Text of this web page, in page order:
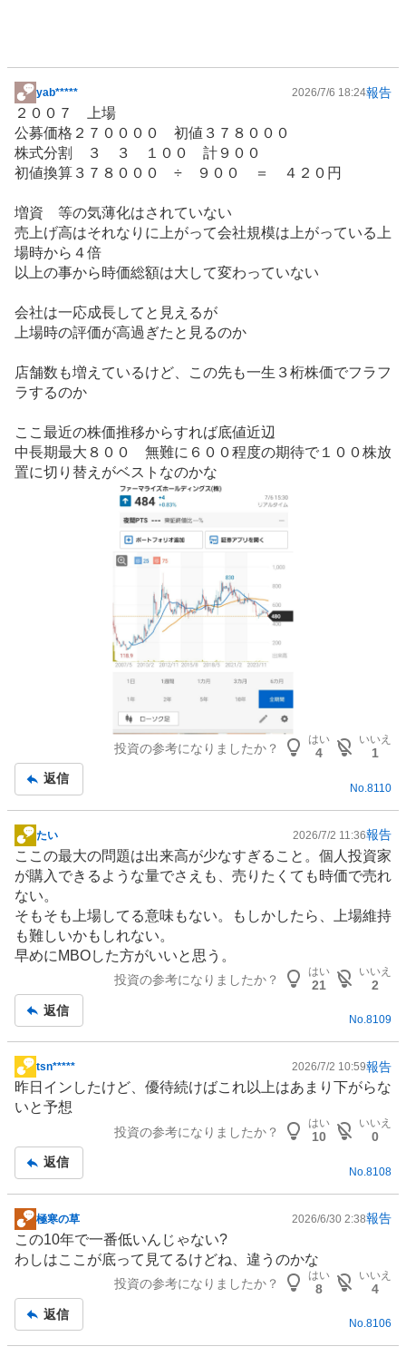
掲
示
板
記
事
yab***** 2026/7/6 18:24報告
２００７ 上場
公募価格２７００００ 初値３７８０００
株式分割 ３ ３ １００ 計９００
初値換算３７８０００ ÷ ９００ ＝ ４２０円
増資 等の気薄化はされていない
売上げ高はそれなりに上がって会社規模は上がっている上
場時から４倍
以上の事から時価総額は大して変わっていない
会社は一応成長してと見えるが
上場時の評価が高過ぎたと見るのか
店舗数も増えているけど、この先も一生３桁株価でフラフ
ラするのか
ここ最近の株価推移からすれば底値近辺
中長期最大８００ 無難に６００程度の期待で１００株放
置に切り替えがベストなのかな
投資の参考になりましたか？
はい
4
いいえ
1
返信
No.8110
掲
示
板
記
事
たい 2026/7/2 11:36報告
ここの最大の問題は出来高が少なすぎること。個人投資家
が購入できるような量でさえも、売りたくても時価で売れ
ない。
そもそも上場してる意味もない。もしかしたら、上場維持
も難しいかもしれない。
早めにMBOした方がいいと思う。
投資の参考になりましたか？
はい
21
いいえ
2
返信
No.8109
掲
示
板
tsn***** 2026/7/2 10:59報告
昨日インしたけど、優待続けばこれ以上はあまり下がらな
いと予想
投資の参考になりましたか？
はい
10
いいえ
0
返信
No.8108
掲
示
板
極寒の草 2026/6/30 2:38報告
この10年で一番低いんじゃない?
わしはここが底って見てるけどね、違うのかな
投資の参考になりましたか？
はい
8
いいえ
4
返信
No.8106